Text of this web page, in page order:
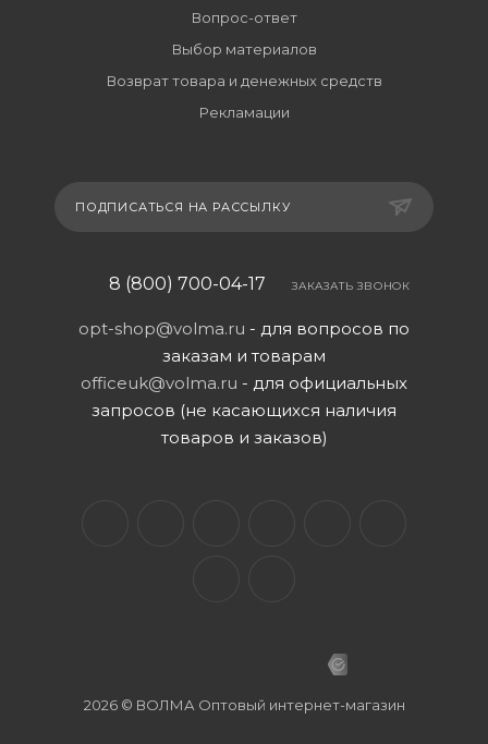
Вопрос-ответ
Выбор материалов
Возврат товара и денежных средств
Рекламации
ПОДПИСАТЬСЯ НА РАССЫЛКУ
8 (800) 700-04-17 ЗАКАЗАТЬ ЗВОНОК
opt-shop@volma.ru - для вопросов по
заказам и товарам
officeuk@volma.ru - для официальных
запросов (не касающихся наличия
товаров и заказов)
2026 © ВОЛМА Оптовый интернет-магазин